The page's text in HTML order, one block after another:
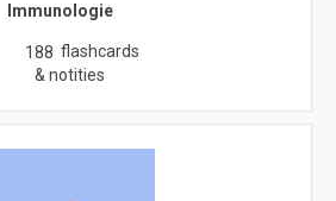
Immunologie
188 flashcards
& notities